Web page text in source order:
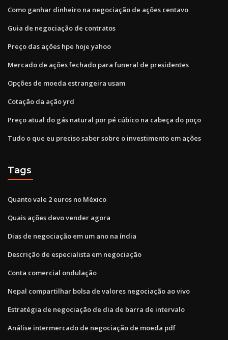
Como ganhar dinheiro na negociação de ações centavo
Guia de negociação de contratos
Preço das ações hpe hoje yahoo
Mercado de ações fechado para funeral de presidentes
Opções de moeda estrangeira usam
Cotação da ação yrd
Preço atual do gás natural por pé cúbico na cabeça do poço
Tudo o que eu preciso saber sobre o investimento em ações
Tags
Quanto vale 2 euros no México
Quais ações devo vender agora
Dias de negociação em um ano na índia
Descrição de especialista em negociação
Conta comercial ondulação
Nepal compartilhar bolsa de valores negociação ao vivo
Estratégia de negociação de dia de barra de intervalo
Análise intermercado de negociação de moeda pdf